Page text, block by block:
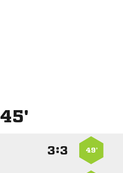
45'
49’
: